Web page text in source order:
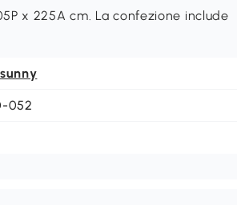
x 225A cm. La confezione include
052